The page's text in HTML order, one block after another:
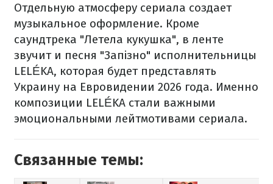
Отдельную атмосферу сериала создает
музыкальное оформление. Кроме
саундтрека "Летела кукушка", в ленте
звучит и песня "Запізно" исполнительницы
LELÉKA, которая будет представлять
Украину на Евровидении 2026 года. Именно
композиции LELÉKA стали важными
эмоциональными лейтмотивами сериала.
Связанные темы: